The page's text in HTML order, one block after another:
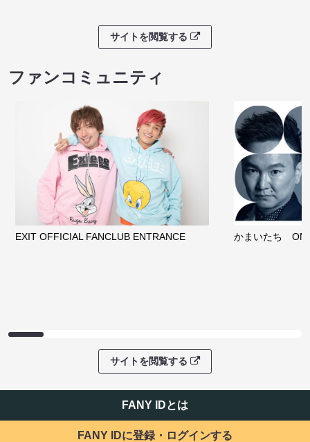
サイトを閲覧する
ファンコミュニティ
EXIT OFFICIAL FANCLUB ENTRANCE かまいたち
サイトを閲覧する
FANY IDとは
FANY IDに登録・ログインする